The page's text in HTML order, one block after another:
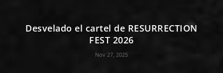
Desvelado el cartel de RESURRECTION
FEST 2026
Nov 27, 2025